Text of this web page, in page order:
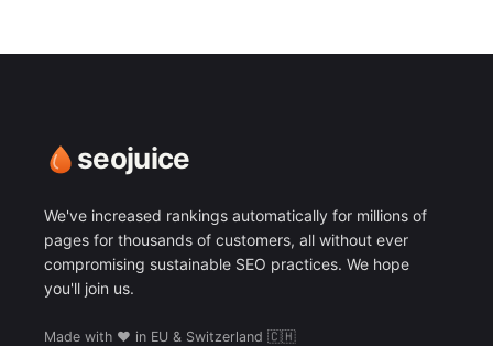
seojuice
We've increased rankings automatically for millions of
pages for thousands of customers, all without ever
compromising sustainable SEO practices. We hope
you'll join us.
Made with ❤️ in EU & Switzerland 🇨🇭